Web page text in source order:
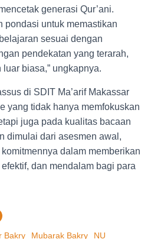
generasi Qur’ani.
pondasi untuk memastikan
sesuai dengan
pendekatan yang terarah,
biasa,” ungkapnya.
di SDIT Ma’arif Makassar
yang tidak hanya memfokuskan
juga pada kualitas bacaan
dimulai dari asesmen awal,
dalam memberikan
dan mendalam bagi para
Bakry Mubarak Bakry
NU